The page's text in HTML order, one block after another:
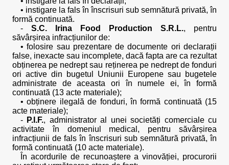
• instigare la fals în înscrisuri sub semnătură privată, în
formă continuată.
- S.C. Irina Food Production S.R.L., pentru
săvârșirea infracțiunilor de:
• folosire sau prezentare de documente ori declarații
false, inexacte sau incomplete, dacă fapta are ca rezultat
obținerea pe nedrept sau reținerea pe nedrept de fonduri
ori active din bugetul Uniunii Europene sau bugetele
administrate de aceasta ori în numele ei, în formă
continuată (13 acte materiale);
• obținere ilegală de fonduri, în formă continuată (15
acte materiale);
- P.I.F., administrator al unei societăți comerciale cu
activitate în domeniul medical, pentru săvârșirea
infracțiunii de fals în înscrisuri sub semnătură privată, în
formă continuată (10 acte materiale).
În acordurile de recunoaștere a vinovăției, procurorii